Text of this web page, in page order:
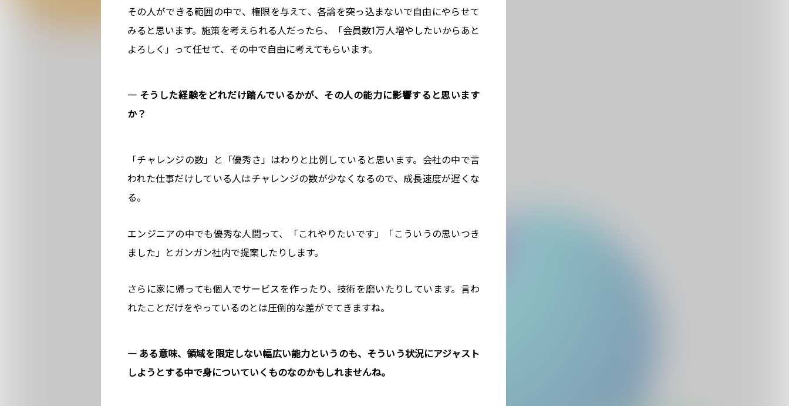
その人ができる範囲の中で、権限を与えて、各論を突っ込まないで自由にやらせて
みると思います。施策を考えられる人だったら、「会員数1万人増やしたいからあと
よろしく」って任せて、その中で自由に考えてもらいます。
― そうした経験をどれだけ踏んでいるかが、その人の能力に影響すると思います
か？
「チャレンジの数」と「優秀さ」はわりと比例していると思います。会社の中で言
われた仕事だけしている人はチャレンジの数が少なくなるので、成長速度が遅くな
る。
エンジニアの中でも優秀な人間って、「これやりたいです」「こういうの思いつき
ました」とガンガン社内で提案したりします。
さらに家に帰っても個人でサービスを作ったり、技術を磨いたりしています。言わ
れたことだけをやっているのとは圧倒的な差がでてきますね。
― ある意味、領域を限定しない幅広い能力というのも、そういう状況にアジャスト
しようとする中で身についていくものなのかもしれませんね。